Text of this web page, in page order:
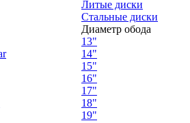
Литые диски
Стальные диски
Диаметр обода
13"
14"
15"
16"
17"
18"
19"